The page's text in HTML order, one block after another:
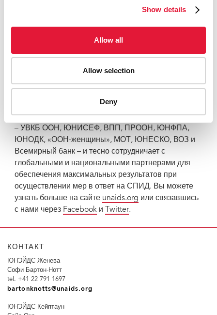
Show details
Allow all
Allow selection
Deny
Объединенная программа Организации
Объединенных Наций по ВИЧ/СПИДу (ЮНЭЙДС)
возглавляет и вдохновляет мир для достижения
дискриминации и ноль смертей вследствие СПИДа.
ЮНЭЙДС объединяет усилия 11 учреждений ООН
– УВКБ ООН, ЮНИСЕФ, ВПП, ПРООН, ЮНФПА,
ЮНОДК, «ООН-женщины», МОТ, ЮНЕСКО, ВОЗ и
Всемирный банк – и тесно сотрудничает с
глобальными и национальными партнерами для
обеспечения максимальных результатов при
осуществлении мер в ответ на СПИД. Вы можете
узнать больше на сайте unaids.org или связавшись
с нами через Facebook и Twitter.
КОНТАКТ
ЮНЭЙДС Женева
Софи Бартон-Нотт
tel. +41 22 791 1697
bartonknotts@unaids.org
ЮНЭЙДС Кейптаун